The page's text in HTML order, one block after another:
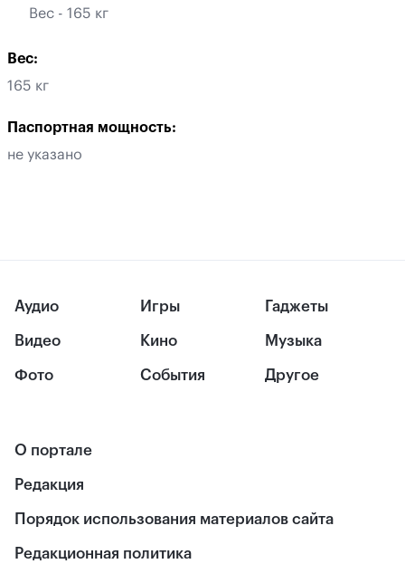
Вес - 165 кг
Вес:
165 кг
Паспортная мощность:
не указано
Аудио
Видео
Фото
Игры
Кино
События
Гаджеты
Музыка
Другое
О портале
Редакция
Порядок использования материалов сайта
Редакционная политика